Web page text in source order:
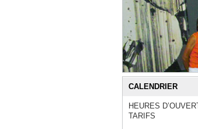
CALENDRIER
HEURES
TARIFS